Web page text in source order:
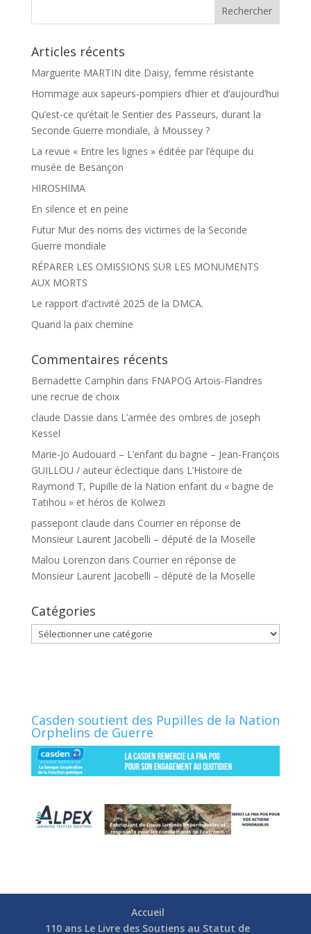
Articles récents
Marguerite MARTIN dite Daisy, femme résistante
Hommage aux sapeurs-pompiers d’hier et d’aujourd’hui
Qu’est-ce qu’était le Sentier des Passeurs, durant la
Seconde Guerre mondiale, à Moussey ?
La revue « Entre les lignes » éditée par l’équipe du
musée de Besançon
HIROSHIMA
En silence et en peine
Futur Mur des noms des victimes de la Seconde
Guerre mondiale
RÉPARER LES OMISSIONS SUR LES MONUMENTS
AUX MORTS
Le rapport d’activité 2025 de la DMCA.
Quand la paix chemine
Commentaires récents
Bernadette Camphin dans FNAPOG Artois-Flandres
une recrue de choix
claude Dassie dans L’armée des ombres de joseph
Kessel
Marie-Jo Audouard – L’enfant du bagne – Jean-François
GUILLOU / auteur éclectique dans L’Histoire de
Raymond T, Pupille de la Nation enfant du « bagne de
Tatihou » et héros de Kolwezi
passepont claude dans Courrier en réponse de
Monsieur Laurent Jacobelli – député de la Moselle
Malou Lorenzon dans Courrier en réponse de
Monsieur Laurent Jacobelli – député de la Moselle
Catégories
Catégories
Casden soutient des Pupilles de la Nation
Orphelins de Guerre
Accueil
110 ans Le Livre des Soutiens au Statut de